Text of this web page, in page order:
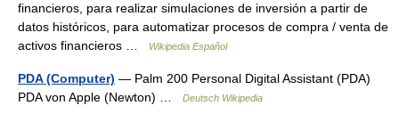
financieros, para realizar simulaciones de inversión a partir de
datos históricos, para automatizar procesos de compra / venta de
activos financieros …
Wikipedia Español
PDA (Computer) — Palm 200 Personal Digital Assistant (PDA)
PDA von Apple (Newton) …
Deutsch Wikipedia